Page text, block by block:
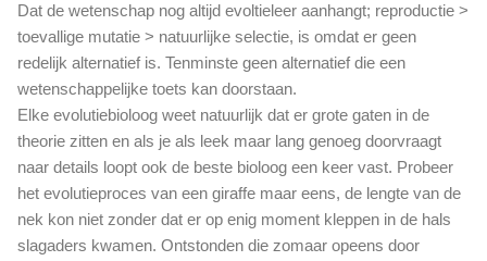
o
B
a
Dat de wetenschap nog altijd evoltieleer aanhangt; reproductie >
toevallige mutatie > natuurlijke selectie, is omdat er geen
redelijk alternatief is. Tenminste geen alternatief die een
wetenschappelijke toets kan doorstaan.
Elke evolutiebioloog weet natuurlijk dat er grote gaten in de
theorie zitten en als je als leek maar lang genoeg doorvraagt
naar details loopt ook de beste bioloog een keer vast. Probeer
het evolutieproces van een giraffe maar eens, de lengte van de
nek kon niet zonder dat er op enig moment kleppen in de hals
slagaders kwamen. Ontstonden die zomaar opeens door